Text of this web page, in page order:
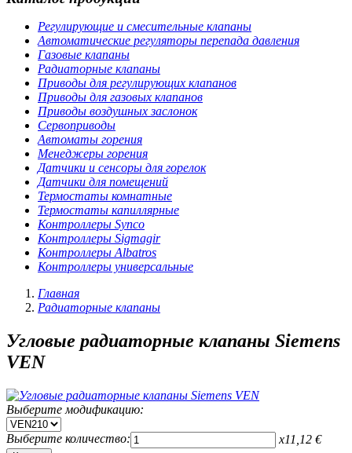
Регулирующие и смесительные клапаны
Автоматические регуляторы перепада давления
Газовые клапаны
Радиаторные клапаны
Приводы для регулирующих клапанов
Приводы для газовых клапанов
Приводы воздушных заслонок
Сервоприводы
Автоматы горения
Менеджеры горения
Датчики и сенсоры для горелок
Датчики для помещений
Термостаты комнатные
Термостаты капиллярные
Контроллеры Synco
Контроллеры Sigmagir
Контроллеры Albatros
Контроллеры универсальные
Главная
Радиаторные клапаны
Угловые радиаторные клапаны Siemens
VEN
Выберите модификацию:
Выберите количество: x11,12 €